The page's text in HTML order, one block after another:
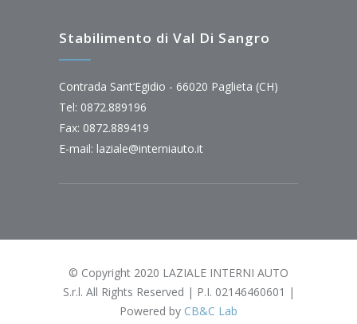
Stabilimento di Val Di Sangro
Contrada Sant’Egidio - 66020 Paglieta (CH)
Tel: 0872.889196
Fax: 0872.889419
E-mail: laziale@interniauto.it
© Copyright 2020 LAZIALE INTERNI AUTO
S.r.l. All Rights Reserved | P.I. 02146460601 |
Powered by CB&C Lab